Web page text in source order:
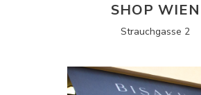
SHOP WIEN
Strauchgasse 2